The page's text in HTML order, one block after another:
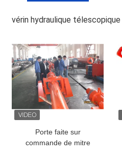
vérin hydraulique télescopique
Porte faite sur
commande de mitre